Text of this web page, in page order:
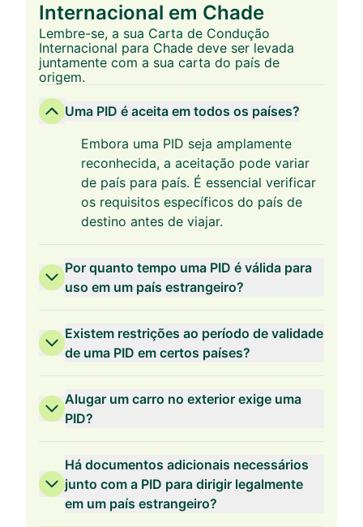
Internacional em Chade
Lembre-se, a sua Carta de Condução
Internacional para Chade deve ser levada
juntamente com a sua carta do país de
origem.
Uma PID é aceita em todos os países?
Embora uma PID seja amplamente
reconhecida, a aceitação pode variar
de país para país. É essencial verificar
os requisitos específicos do país de
destino antes de viajar.
Por quanto tempo uma PID é válida para
uso em um país estrangeiro?
Existem restrições ao período de validade
de uma PID em certos países?
Alugar um carro no exterior exige uma
PID?
Há documentos adicionais necessários
junto com a PID para dirigir legalmente
em um país estrangeiro?